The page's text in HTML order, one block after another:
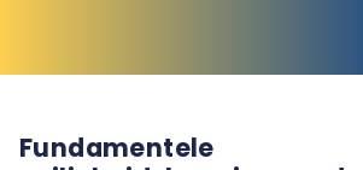
Fundamentele